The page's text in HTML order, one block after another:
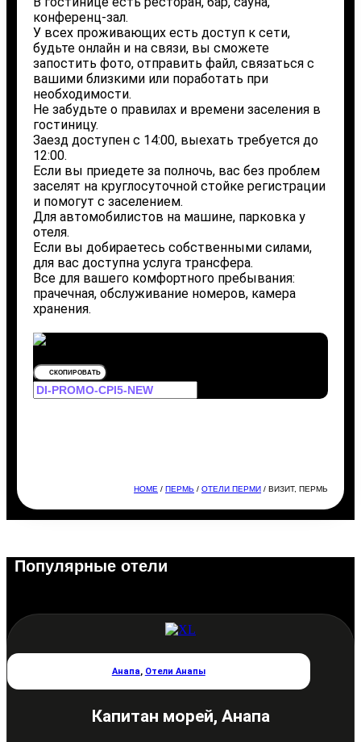
конференц-зал.
У всех проживающих есть доступ к сети,
будьте онлайн и на связи, вы сможете
запостить фото, отправить файл, связаться с
вашими близкими или поработать при
необходимости.
Не забудьте о правилах и времени заселения в
гостиницу.
Заезд доступен с 14:00, выехать требуется до
12:00.
Если вы приедете за полночь, вас без проблем
заселят на круглосуточной стойке регистрации
и помогут с заселением.
Для автомобилистов на машине, парковка у
отеля.
Если вы добираетесь собственными силами,
для вас доступна услуга трансфера.
Все для вашего комфортного пребывания:
прачечная, обслуживание номеров, камера
хранения.
СКОПИРОВАТЬ
HOME /ПЕРМЬ /ОТЕЛИ ПЕРМИ / ВИЗИТ, ПЕРМЬ
Популярные отели
Анапа, Отели Анапы
Капитан морей, Анапа